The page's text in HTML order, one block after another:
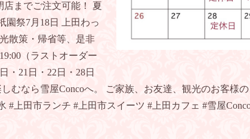
までご注文可能！ 夏
園祭7月18日 上田わっ
散策・帰省等、是非
（ラストオーダー
・21日・22日・28日
むなら雪屋Concoへ。 ご家族、お友達、観光のお客様
#上田市ランチ #上田市スイーツ #上田カフェ #雪屋